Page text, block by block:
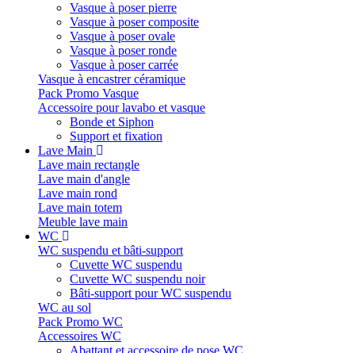
Vasque à poser pierre
Vasque à poser composite
Vasque à poser ovale
Vasque à poser ronde
Vasque à poser carrée
Vasque à encastrer céramique
Pack Promo Vasque
Accessoire pour lavabo et vasque
Bonde et Siphon
Support et fixation
Lave Main
Lave main rectangle
Lave main d'angle
Lave main rond
Lave main totem
Meuble lave main
WC
WC suspendu et bâti-support
Cuvette WC suspendu
Cuvette WC suspendu noir
Bâti-support pour WC suspendu
WC au sol
Pack Promo WC
Accessoires WC
Abattant et accessoire de pose WC